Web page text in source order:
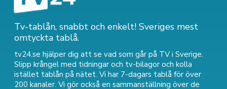
Tv-tablån, snabbt och enkelt! Sveriges mest
omtyckta tablå.
tv24.se hjälper dig att se vad som går på TV i Sverige.
Slipp krångel med tidningar och tv-bilagor och kolla
istället tablån på nätet. Vi har 7-dagars tablå för över
200 kanaler. Vi gör också en sammanställning över de